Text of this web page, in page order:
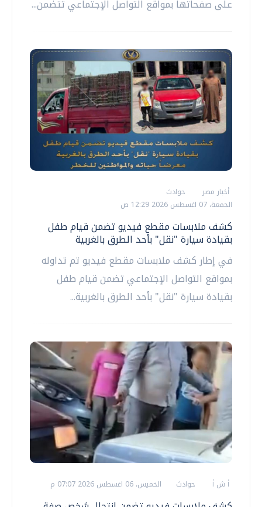
على صفحاتها بمواقع التواصل الإجتماعي تتضمن...
أخبار مصر
حوادث
الجمعة، 07 اغسطس 2026 12:29 ص
كشف ملابسات مقطع فيديو تضمن قيام طفل
بقيادة سيارة "نقل" بأحد الطرق بالغربية
في إطار كشف ملابسات مقطع فيديو تم تداوله
بمواقع التواصل الإجتماعي تضمن قيام طفل
بقيادة سيارة "نقل" بأحد الطرق بالغربية...
أ ش أ حوادث الخميس، 06 اغسطس 2026 07:07 م